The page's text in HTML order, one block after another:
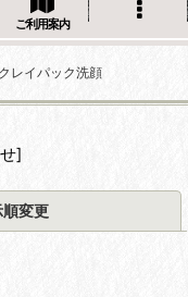
ご利用案内
クレイパック洗顔
]
変更